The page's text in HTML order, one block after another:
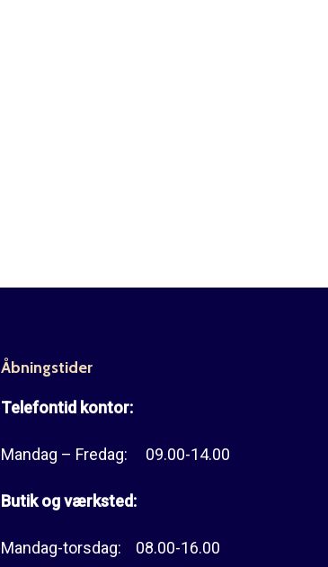
Åbningstider
Telefontid kontor:
Mandag – Fredag: 09.00-14.00
Butik og værksted:
Mandag-torsdag: 08.00-16.00